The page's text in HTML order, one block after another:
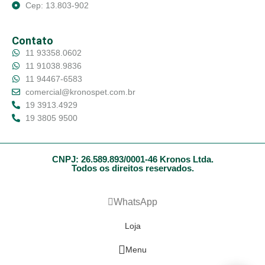
Cep: 13.803-902
Contato
11 93358.0602
11 91038.9836
11 94467-6583
comercial@kronospet.com.br
19 3913.4929
19 3805 9500
CNPJ: 26.589.893/0001-46 Kronos Ltda.
Todos os direitos reservados.
WhatsApp
Loja
Menu